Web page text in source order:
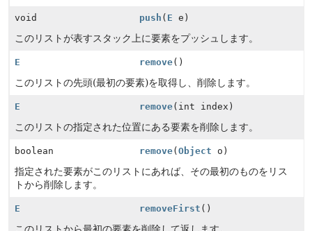
void push ( E e)
このリストが表すスタック上に要素をプッシュします。
E remove()
このリストの先頭(最初の要素)を取得し、削除します。
E remove(int index)
このリストの指定された位置にある要素を削除します。
boolean remove(Object o)
指定された要素がこのリストにあれば、その最初のものをリス
トから削除します。
E removeFirst ()